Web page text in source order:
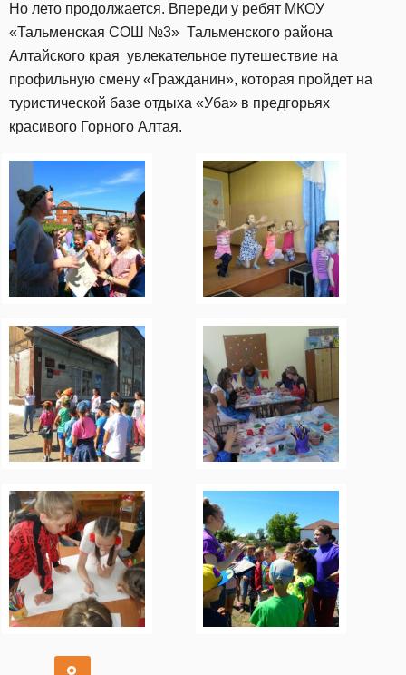
Но лето продолжается. Впереди у ребят МКОУ
«Тальменская СОШ №3» Тальменского района
Алтайского края увлекательное путешествие на
профильную смену «Гражданин», которая пройдет на
туристической базе отдыха «Уба» в предгорьях
красивого Горного Алтая.